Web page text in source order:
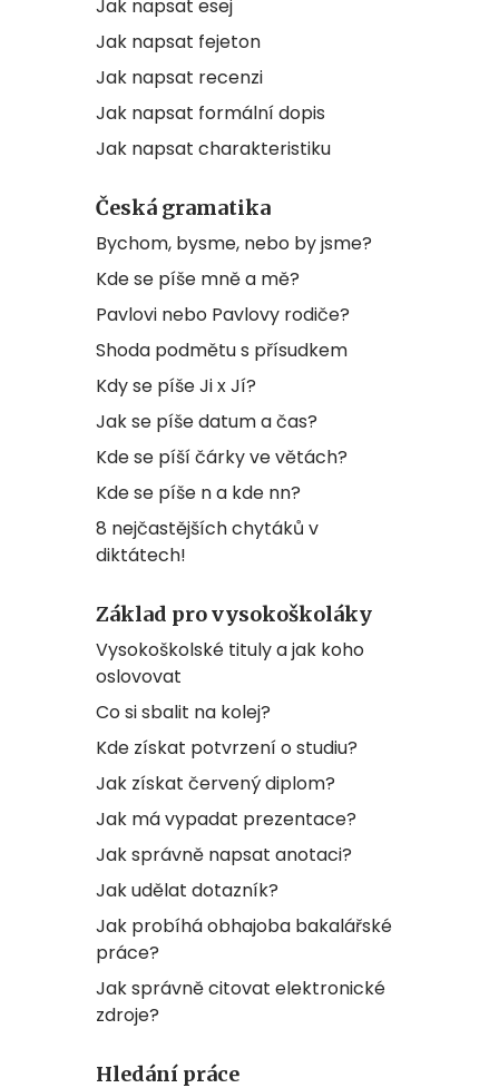
Jak napsat esej
Jak napsat fejeton
Jak napsat recenzi
Jak napsat formální dopis
Jak napsat charakteristiku
Česká gramatika
Bychom, bysme, nebo by jsme?
Kde se píše mně a mě?
Pavlovi nebo Pavlovy rodiče?
Shoda podmětu s přísudkem
Kdy se píše Ji x Jí?
Jak se píše datum a čas?
Kde se píší čárky ve větách?
Kde se píše n a kde nn?
8 nejčastějších chytáků v
diktátech!
Základ pro vysokoškoláky
Vysokoškolské tituly a jak koho
oslovovat
Co si sbalit na kolej?
Kde získat potvrzení o studiu?
Jak získat červený diplom?
Jak má vypadat prezentace?
Jak správně napsat anotaci?
Jak udělat dotazník?
Jak probíhá obhajoba bakalářské
práce?
Jak správně citovat elektronické
zdroje?
Hledání práce